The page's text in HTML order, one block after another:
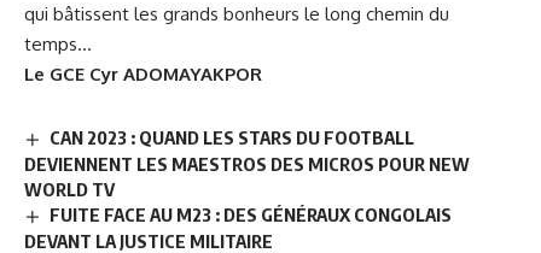
qui bâtissent les grands bonheurs le long chemin du
temps…
Le GCE Cyr ADOMAYAKPOR
CAN 2023 : QUAND LES STARS DU FOOTBALL
DEVIENNENT LES MAESTROS DES MICROS POUR NEW
WORLD TV
FUITE FACE AU M23 : DES GÉNÉRAUX CONGOLAIS
DEVANT LA JUSTICE MILITAIRE